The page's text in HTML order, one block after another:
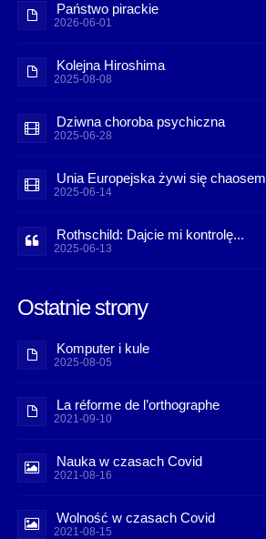
Państwo pirackie
2026-06-01
Kolejna Hiroshima
2025-08-08
Dziwna choroba psychiczna
2025-06-28
Unia Europejska żywi się chaosem
2025-06-14
Rothschild: Dajcie mi kontrolę...
2025-06-13
Ostatnie strony
Komputer i kule
2025-08-05
La réforme de l’orthographe
2021-09-10
Nauka w czasach Covid
2021-08-16
Wolność w czasach Covid
2021-08-15